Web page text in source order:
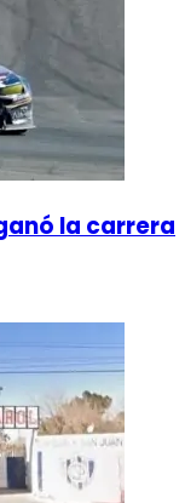
la carrera